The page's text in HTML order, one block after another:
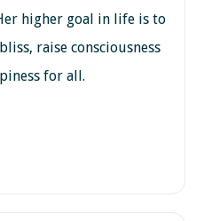
higher goal in life is to
raise consciousness
for all.